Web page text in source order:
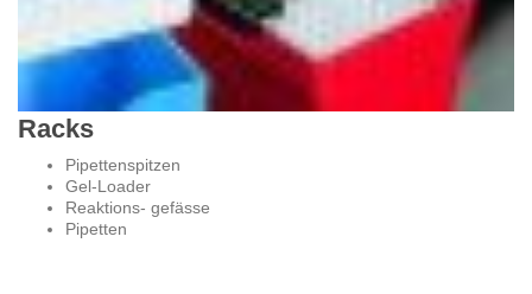
Racks
Pipettenspitzen
Gel-Loader
Reaktions- gefässe
Pipetten